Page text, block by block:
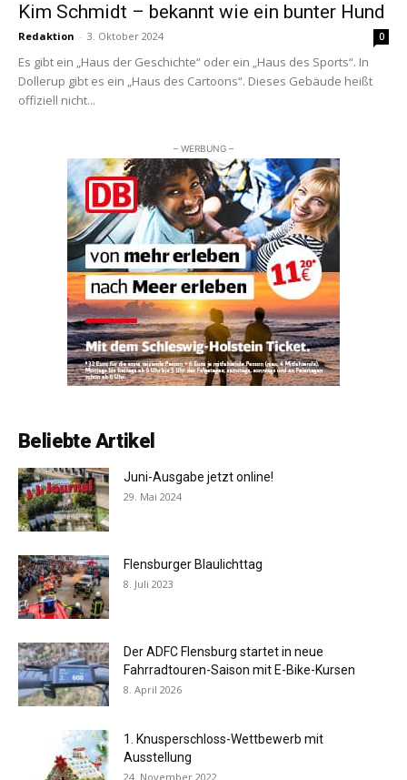
Kim Schmidt – bekannt wie ein bunter Hund
Redaktion - 3. Oktober 2024 0
Es gibt ein „Haus der Geschichte“ oder ein „Haus des Sports“. In
Dollerup gibt es ein „Haus des Cartoons“. Dieses Gebäude heißt
offiziell nicht...
– WERBUNG –
Beliebte Artikel
Juni-Ausgabe jetzt online!
29. Mai 2024
Flensburger Blaulichttag
8. Juli 2023
Der ADFC Flensburg startet in neue
Fahrradtouren-Saison mit E-Bike-Kursen
8. April 2026
1. Knusperschloss-Wettbewerb mit
Ausstellung
24. November 2022